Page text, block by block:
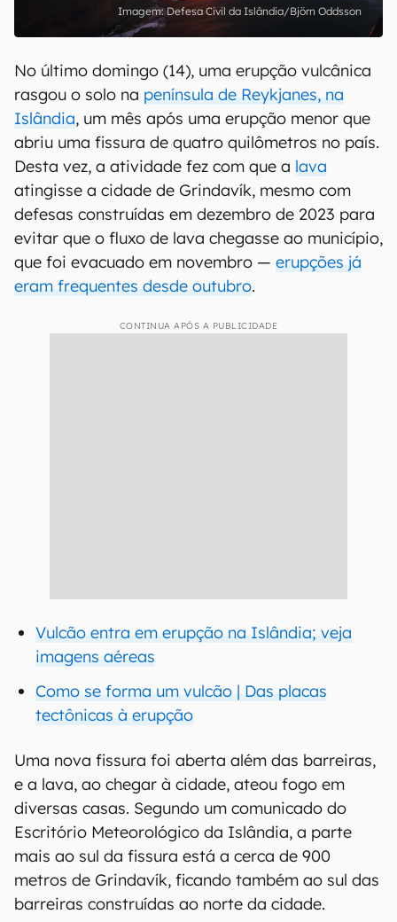
Defesa Civil da Islândia/Björn Oddsson
No último domingo (14), uma erupção vulcânica
rasgou o solo na península de Reykjanes, na
Islândia, um mês após uma erupção menor que
abriu uma fissura de quatro quilômetros no país.
Desta vez, a atividade fez com que a lava
atingisse a cidade de Grindavík, mesmo com
defesas construídas em dezembro de 2023 para
evitar que o fluxo de lava chegasse ao município,
que foi evacuado em novembro — erupções já
eram frequentes desde outubro.
CONTINUA APÓS A PUBLICIDADE
Vulcão entra em erupção na Islândia; veja
imagens aéreas
Como se forma um vulcão | Das placas
tectônicas à erupção
Uma nova fissura foi aberta além das barreiras,
e a lava, ao chegar à cidade, ateou fogo em
diversas casas. Segundo um comunicado do
Escritório Meteorológico da Islândia, a parte
mais ao sul da fissura está a cerca de 900
metros de Grindavík, ficando também ao sul das
barreiras construídas ao norte da cidade.